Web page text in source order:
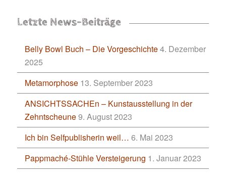
Letzte News-Beiträge
Belly Bowl Buch – Die Vorgeschichte4. Dezember
2025
Metamorphose 13. September 2023
ANSICHTSSACHEn – Kunstausstellung in der
Zehntscheune9. August 2023
Ich bin Selfpublisherin weil… 6. Mai 2023
Pappmaché-Stühle Versteigerung 1. Januar 2023